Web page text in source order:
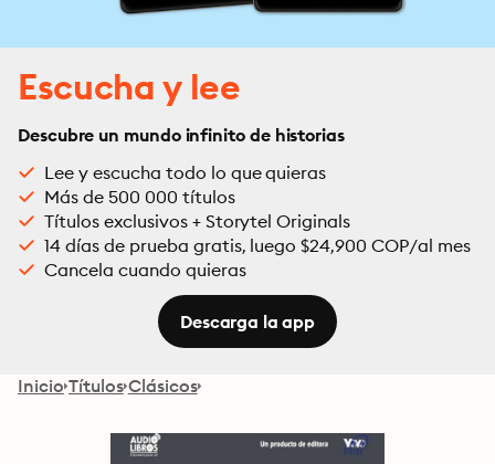
Escucha y lee
Descubre un mundo infinito de historias
Lee y escucha todo lo que quieras
Más de 500 000 títulos
Títulos exclusivos + Storytel Originals
14 días de prueba gratis, luego $24,900 COP/al mes
Cancela cuando quieras
Descarga la app
Inicio Títulos Clásicos